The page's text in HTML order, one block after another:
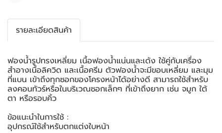
รายละเอียดสินค้า
ฟองน้ำรูปทรงเหลี่ยม เนื้อฟองน้ำแน่นและเด้ง ใช้คู่กับเครื่อง
สำอางเนื้อลิควิด และเนื้อครีม ตัวฟองน้ำจะมีขอบเหลี่ยม และมุม
ที่แบน เข้าถึงทุกซอกของโครงหน้าได้อย่างดี สามารถใช้สำหรับ
ลงคอนทัวร์หรือในบริเวณซอกเล็กๆ ที่เข้าถึงยาก เช่น จมูก ใต้
ตา หรือรอบคิ้ว
ข้อแนะนำในการใช้ :
อุปกรณ์ใช้สำหรับตกแต่งใบหน้า